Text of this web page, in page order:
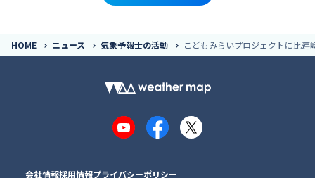
HOME ニュース 気象予報士の活動 こどもみらいプロジェクトに比
YouTubeFacebook
X
会社情報採用情報プライバシーポリシー